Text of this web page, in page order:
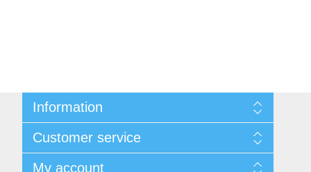
Information
Voorwaarden
Over Josephiena
Customer service
My account